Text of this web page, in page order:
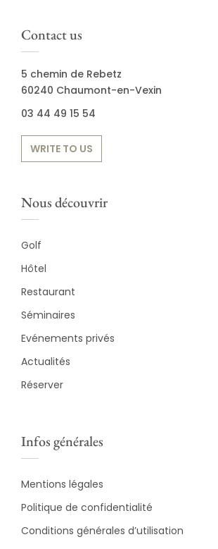
Contact us
5 chemin de Rebetz
60240 Chaumont-en-Vexin
03 44 49 15 54
WRITE TO US
Nous découvrir
Golf
Hôtel
Restaurant
Séminaires
Evénements privés
Actualités
Réserver
Infos générales
Mentions légales
Politique de confidentialité
Conditions générales d’utilisation